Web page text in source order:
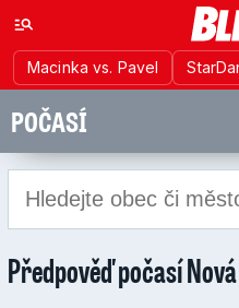
Macinka vs. Pavel
POČASÍ
Předpověď počasí